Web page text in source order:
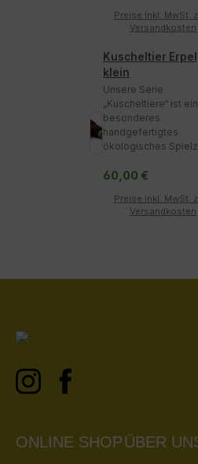
Preise inkl. MwSt.
Versandkosten
Kuscheltier Erpel,
klein
Unsere Serie
„Kuscheltiere“ ist
besonderes
handgefertigtes
ökologisches
60,00 €
Preise inkl. MwSt.
Versandkosten
ONLINE SHOPÜBER